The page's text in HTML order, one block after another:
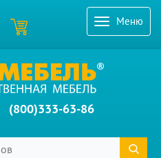
Меню
(800)333-63-86